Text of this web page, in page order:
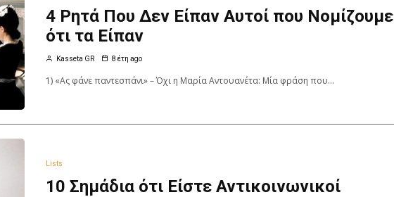
4 Ρητά Που Δεν Είπαν Αυτοί που Νομίζουμε
ότι τα Είπαν
Kasseta GR 8 έτη ago
1) «Ας φάνε παντεσπάνι» – Όχι η Μαρία Αντουανέτα: Μία φράση που...
Lists
10 Σημάδια ότι Είστε Αντικοινωνικοί